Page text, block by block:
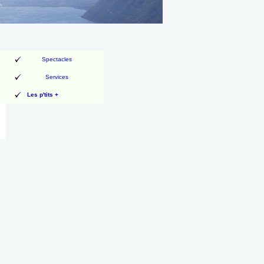
Spectacles
Services
Les p'tits +